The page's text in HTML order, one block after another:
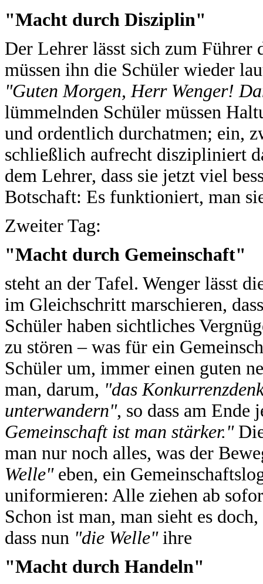
"Macht durch Disziplin"
Der Lehrer lässt sich zum
müssen ihn die Schüler wieder
"Guten Morgen, Herr Wenger!
lümmelnden Schüler müssen
und ordentlich durchatmen; ein,
schließlich aufrecht diszipliniert
dem Lehrer, dass sie jetzt viel
Botschaft: Es funktioniert, man
Zweiter Tag:
"Macht durch Gemeinschaft"
steht an der Tafel. Wenger lässt
im Gleichschritt marschieren,
Schüler haben sichtliches
zu stören – was für ein
Schüler um, immer einen guten
man, darum, "das
unterwandern", so dass am Ende
Gemeinschaft ist man stärker."
man nur noch alles, was der
Welle"eben, ein
uniformieren: Alle ziehen ab
Schon ist man, man sieht es
dass nun "die Welle"ihre
"Macht durch Handeln"